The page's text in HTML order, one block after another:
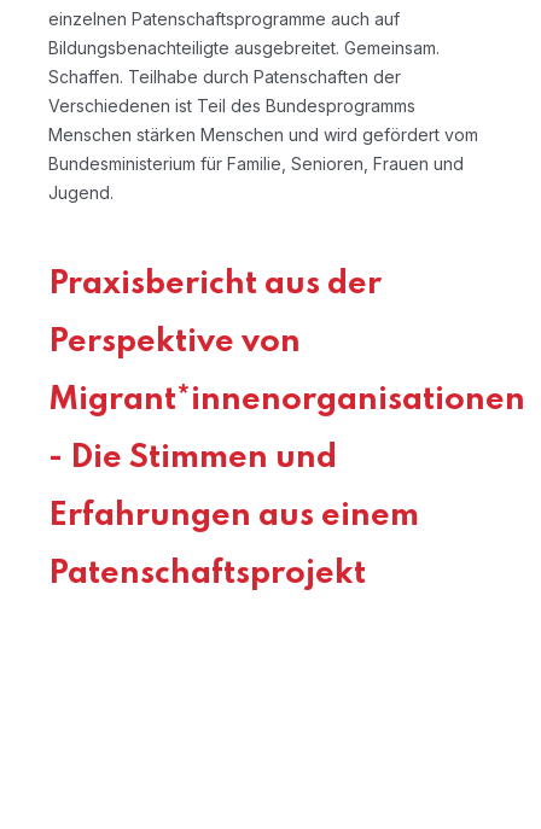
einzelnen Patenschaftsprogramme auch auf
Bildungsbenachteiligte ausgebreitet. Gemeinsam.
Schaffen. Teilhabe durch Patenschaften der
Verschiedenen ist Teil des Bundesprogramms
Menschen stärken Menschen und wird gefördert vom
Bundesministerium für Familie, Senioren, Frauen und
Jugend.
Praxisbericht aus der
Perspektive von
Migrant*innenorganisationen
- Die Stimmen und
Erfahrungen aus einem
Patenschaftsprojekt